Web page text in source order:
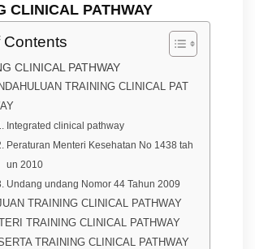
CLINICAL PATHWAY
Contents
CLINICAL PATHWAY
TRAINING CLINICAL PAT
Integrated clinical pathway
Peraturan Menteri Kesehatan No 1438 tah
un 2010
Undang undang Nomor 44 Tahun 2009
TRAINING CLINICAL PATHWAY
TRAINING CLINICAL PATHWAY
TRAINING CLINICAL PATHWAY